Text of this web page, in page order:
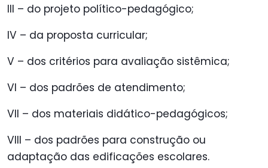
III – do projeto político-pedagógico;
IV – da proposta curricular;
V – dos critérios para avaliação sistêmica;
VI – dos padrões de atendimento;
VII – dos materiais didático-pedagógicos;
VIII – dos padrões para construção ou
adaptação das edificações escolares.